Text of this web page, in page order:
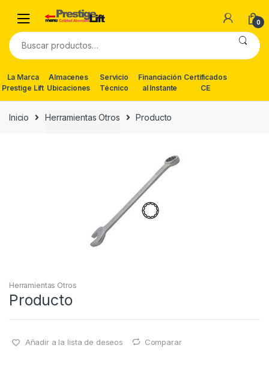
navigation
content
0
Buscar
por:
La Marca
Prestige Lift
Almacenes
Ubicaciones
Servicio
Técnico
Financiación
al Instante
Certificados
CE
Inicio Herramientas Otros Producto
Herramientas Otros
Producto
Añadir a la lista de deseos Comparar